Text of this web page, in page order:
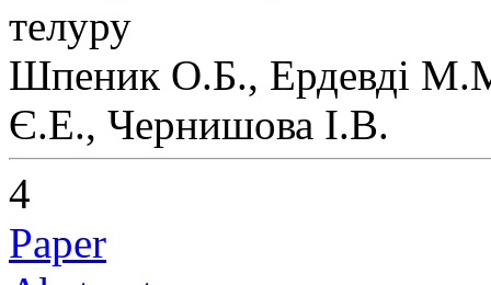
телуру
Шпеник О.Б., Ердевді
Є.Е., Чернишова І.В.
4
Paper